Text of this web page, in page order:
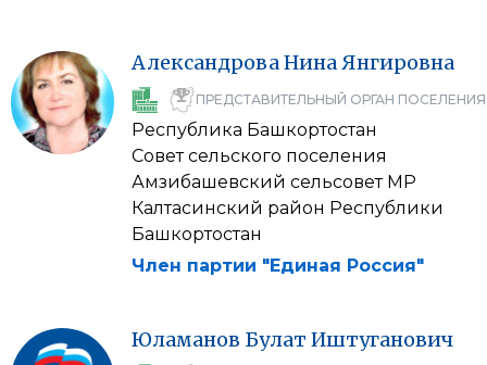
АлександроваНинаЯнгировна
ПРЕДСТАВИТЕЛЬНЫЙ ОРГАН ПОСЕЛЕНИЯ
Республика Башкортостан
Совет сельского поселения
Амзибашевский сельсовет МР
Калтасинский район Республики
Башкортостан
Член партии "Единая Россия"
Юламанов Булат Иштуганович